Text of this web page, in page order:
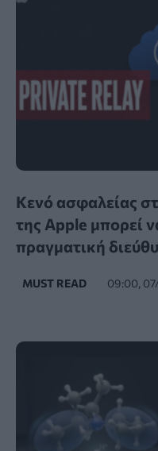
Κενό ασφαλείας
της Apple μπορεί
πραγματική
MUST READ 09:00,